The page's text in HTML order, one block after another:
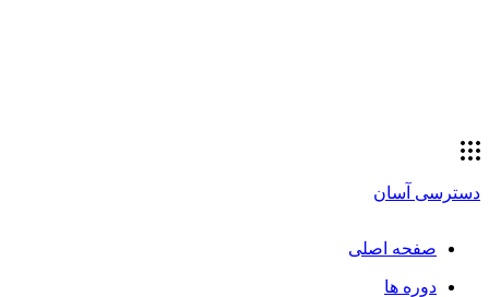
دسترسی آسان
صفحه اصلی
دوره ها